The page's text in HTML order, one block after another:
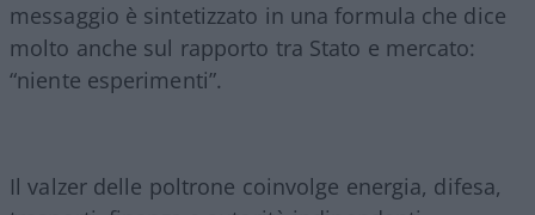
messaggio è sintetizzato in una formula che dice
molto anche sul rapporto tra Stato e mercato:
“niente esperimenti”.
Il valzer delle poltrone coinvolge energia, difesa,